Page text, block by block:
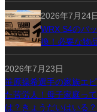
2026年7月24
WRX S4のバ
換！必要な物
2026年7月23日
笹原操希選手の家族エ
た苦労人！母子家庭っ
は？きょうだいはいる？